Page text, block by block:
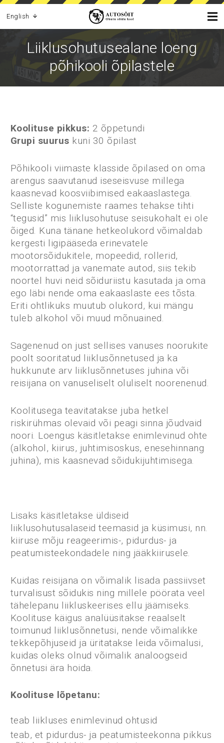
English
Liiklusohutusealane loeng
põhikooli õpilastele
Koolituse pikkus: 2 õppetundi
Grupi suurus kuni 30 õpilast
Põhikooli viimaste klasside õpilased on oma
arengus saavutanud iseseisvuse millega
kaasnevad koosviibimised eakaaslastega.
Selliste kogunemiste raames tehakse tihti
“tegusid” mis liiklusohutuse seisukohalt ei ole
õiged. Kuna tänane hetkeolukord võimaldab
kergesti ligipääseda erinevatele
mootorsõidukitele, mopeedid, rollerid,
mootorrattad ja vanemate autod, siis tekib
noortel huvi neid sõiduriistu kasutada ja oma
ego läbi nende oma eakaaslaste ees tõsta.
Eriti ohtlikuks muutub olukord, kui mängu
tuleb alkohol või muud mõnuained.
Sagenenud on just sellises vanuses noorukite
poolt sooritatud liiklusõnnetused ja ka
hukkunute arv liiklusõnnetuses juhina või
reisijana on vanuseliselt oluliselt noorenenud.
Koolitusega teavitatakse juba hetkel
riskirühmas olevaid või peagi sinna jõudvaid
noori. Loengus käsitletakse enimlevinud ohte
(alkohol, kiirus, juhtimisoskus, enesehinnang
juhina), mis kaasnevad sõidukijuhtimisega.
Lisaks käsitletakse üldiseid
liiklusohutusalaseid teemasid ja küsimusi, nn.
kiiruse mõju reageerimis-, pidurdus- ja
peatumisteekondadele ning jääkkiirusele.
Kuidas reisijana on võimalik lisada passiivset
turvalisust sõidukis ning millele pöörata veel
tähelepanu liikluskeerises ellu jäämiseks.
Koolituse käigus analüüsitakse reaalselt
toimunud liiklusõnnetusi, nende võimalikke
tekkepõhjuseid ja üritatakse leida võimalusi,
kuidas oleks olnud võimalik analoogseid
õnnetusi ära hoida.
Koolituse lõpetanu:
teab liikluses enimlevinud ohtusid
teab, et pidurdus- ja peatumisteekonna pikkus